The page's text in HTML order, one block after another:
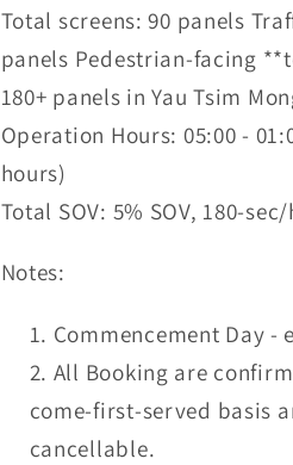
Total screens: 90 panels
panels Pedestrian-facing
180+ panels in Yau Tsim
Operation Hours: 05:00 -
hours)
Total SOV: 5% SOV, 180-
Notes:
Commencement Day -
All Booking are
come-first-served basis
cancellable.